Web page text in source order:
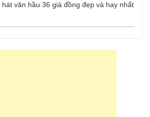
văn hầu 36 giá đồng đẹp và hay nhất